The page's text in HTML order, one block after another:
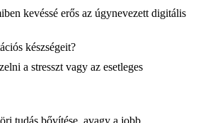
kevéssé erős az úgynevezett digitális
készségeit?
a stresszt vagy az esetleges
tudás bővítése, avagy a jobb